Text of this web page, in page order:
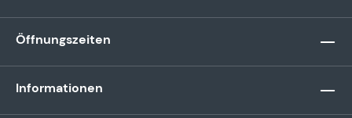
Öffnungszeiten
Informationen